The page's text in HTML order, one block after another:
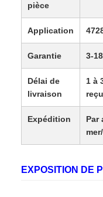
pièce
Application
Garantie 3-
Délai de
livraison
1 à
Expédition
Par
EXPOSITION DE